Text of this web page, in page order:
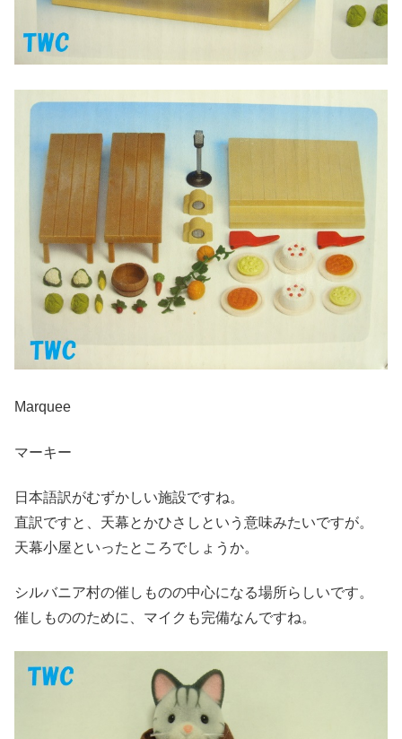
Marquee
マーキー
日本語訳がむずかしい施設ですね。
直訳ですと、天幕とかひさしという意味みたいですが。
天幕小屋といったところでしょうか。
シルバニア村の催しものの中心になる場所らしいです。
催しもののために、マイクも完備なんですね。